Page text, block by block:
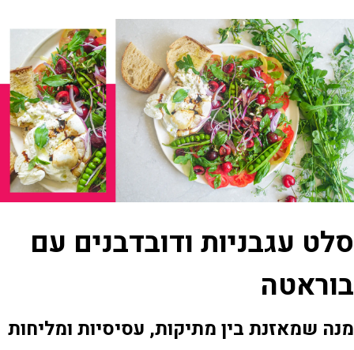
סלט עגבניות ודובדבנים עם
בוראטה
מנה שמאזנת בין מתיקות, עסיסיות ומליחות